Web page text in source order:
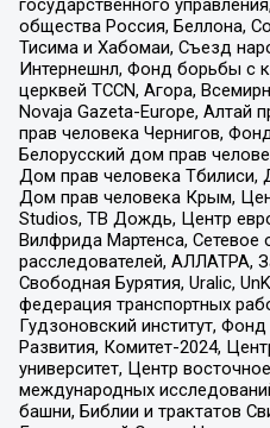
государственного
общества Россия, Беллона,
Тисима и Хабомаи, Съезд
Интернешнл, Фонд борьбы с
церквей TCCN, Агора,
Novaja Gazeta-Europe, Алтай
прав человека Чернигов,
Белорусский дом прав
Дом прав человека Тбилиси,
Дом прав человека Крым,
Studios, ТВ Дождь, Центр
Вилфрида Мартенса, Сетевое
расследователей, АЛЛАТРА,
Свободная Бурятия, Uralic,
федерация транспортных
Гудзоновский институт,
Развития, Комитет-2024,
университет, Центр
международных
башни, Библии и трактатов